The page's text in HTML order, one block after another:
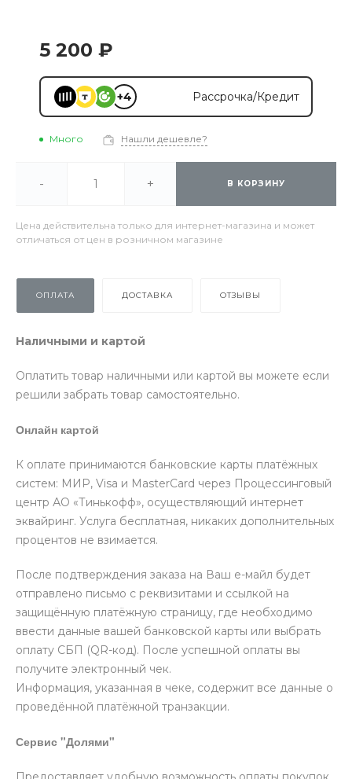
5 200 ₽
+4 Рассрочка/Кредит
Много Нашли дешевле?
- + В КОРЗИНУ
Цена действительна только для интернет-магазина и может
отличаться от цен в розничном магазине
ОПЛАТА ДОСТАВКА ОТЗЫВЫ
Наличными и картой
Оплатить товар наличными или картой вы можете если
решили забрать товар самостоятельно.
Онлайн картой
К оплате принимаются банковские карты платёжных
систем: МИР, Visa и MasterCard через Процессинговый
центр АО «Тинькофф», осуществляющий интернет
эквайринг. Услуга бесплатная, никаких дополнительных
процентов не взимается.
После подтверждения заказа на Ваш е-майл будет
отправлено письмо с реквизитами и ссылкой на
защищённую платёжную страницу, где необходимо
ввести данные вашей банковской карты или выбрать
оплату СБП (QR-код). После успешной оплаты вы
получите электронный чек.
Информация, указанная в чеке, содержит все данные о
проведённой платёжной транзакции.
Сервис "Долями"